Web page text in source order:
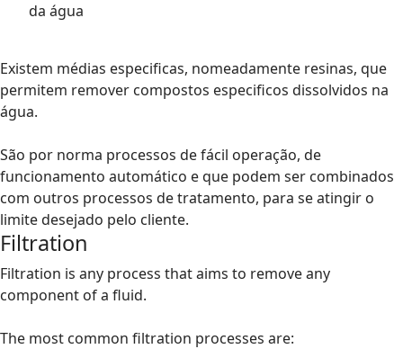
da água
Existem médias especificas, nomeadamente resinas, que
permitem remover compostos especificos dissolvidos na
água.
São por norma processos de fácil operação, de
funcionamento automático e que podem ser combinados
com outros processos de tratamento, para se atingir o
limite desejado pelo cliente.
Filtration
Filtration is any process that aims to remove any
component of a fluid.
The most common filtration processes are: